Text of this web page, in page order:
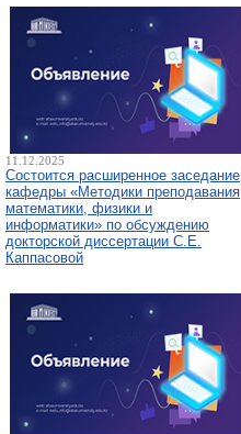
11.12.2025
Состоится расширенное заседание
кафедры «Методики преподавания
математики, физики и
информатики» по обсуждению
докторской диссертации С.Е.
Каппасовой